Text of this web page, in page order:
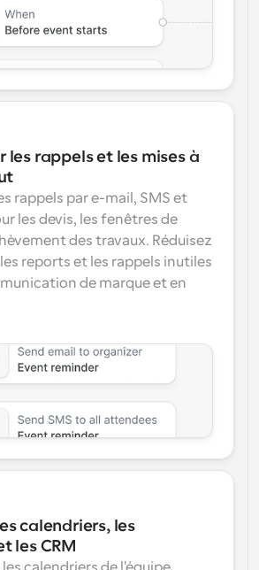
les rappels et les mises à
rappels par e-mail, SMS et
les devis, les fenêtres de
des travaux. Réduisez
les reports et les rappels inutiles
de marque et en
calendriers, les
les CRM